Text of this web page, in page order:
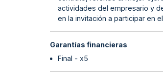
actividades del empresario y
en la invitación a participar en
Garantías financieras
Final - x5